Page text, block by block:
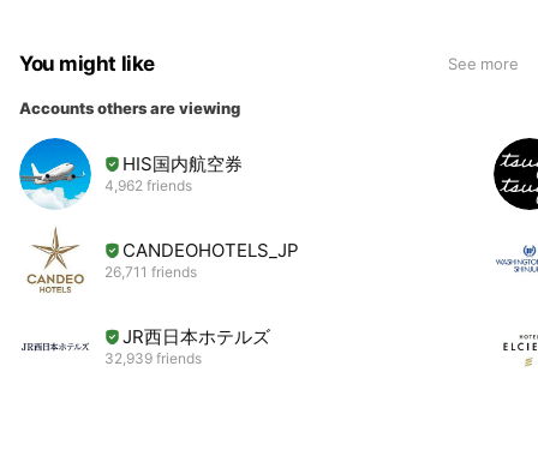
You might like See more
Accounts others are viewing
HIS国内航空券
4,962 friends
CANDEOHOTELS_JP
26,711 friends
JR西日本ホテルズ
32,939 friends